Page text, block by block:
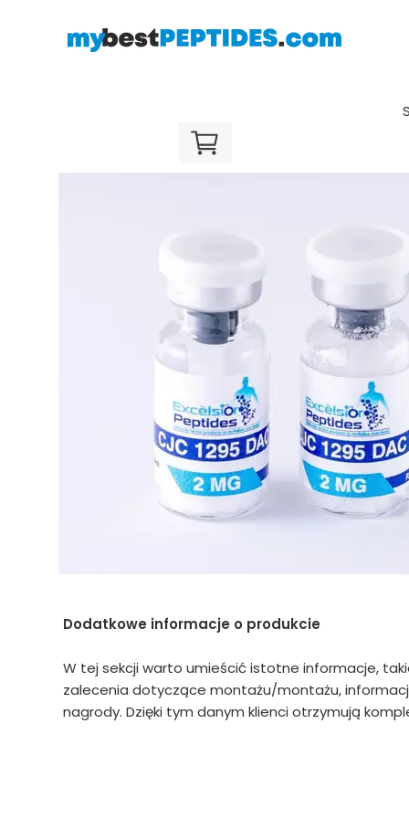
Dodatkowe informacje o produkcie
W tej sekcji warto umieścić istotne informacje,
zalecenia dotyczące montażu/montażu,
nagrody. Dzięki tym danym klienci otrzymują